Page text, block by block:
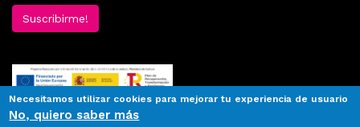
Suscribirme!
Necesitamos utilizar cookies para mejorar tu experiencia de usuario
No, quiero saber más